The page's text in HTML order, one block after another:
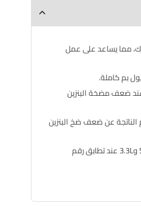
مما يساعد على عمل
بم كاملة.
ضعف مضخة البنزين
عن ضعف ضخ البنزين
مناسبة لمحركات Santa Fe V6 2.7L و3.3L عند تطابق رقم